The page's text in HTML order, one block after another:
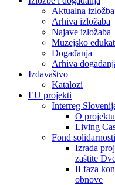
Aktualna izložba
Arhiva izložaba
Najave izložaba
Muzejsko
Događanja
Arhiva
Izdavaštvo
Katalozi
EU projekti
Interreg
O
Living
Fond
Izrada
zaštite
II faza
obnove